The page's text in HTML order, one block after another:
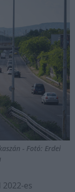
- Fotó: Erdei
es